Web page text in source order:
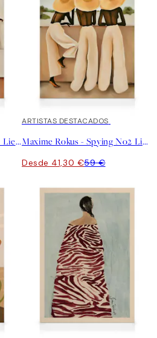
Maxime Rokus - Spying No1 Lienzo
30%*
ARTISTAS DESTACADOS
Maxime Rokus - Spying No2 Lienzo
Desde 41,30 €59 €